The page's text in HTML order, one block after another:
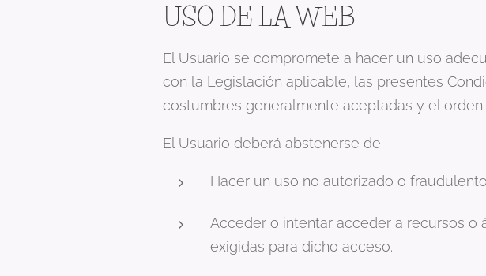
USO DE LA WEB
El Usuario se compromete a hacer un uso
con la Legislación aplicable, las presentes
costumbres generalmente aceptadas y el orden
El Usuario deberá abstenerse de:
Hacer un uso no autorizado o
Acceder o intentar acceder a recursos o
exigidas para dicho acceso.